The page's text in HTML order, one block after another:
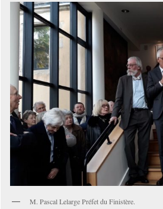
M. Pascal Lelarge Préfet du Finistère.